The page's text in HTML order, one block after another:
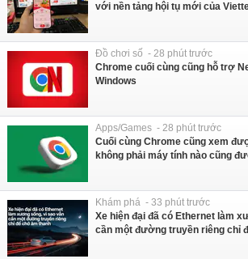
với nền tảng hội tụ mới của
Đồ chơi số - 28 phút trước
Chrome cuối cùng cũng hỗ trợ
Windows
Apps/Games - 28 phút trước
Cuối cùng Chrome cũng xem
không phải máy tính nào cũng
Khám phá - 33 phút trước
Xe hiện đại đã có Ethernet làm
cần một đường truyền riêng chỉ